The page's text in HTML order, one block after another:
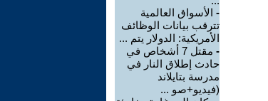
- الأسواق العالمية
تترقب بيانات الوظائف
الأمريكية: الدولار يتم ...
-
مقتل 7 أشخاص في
حادث إطلاق النار في
مدرسة بتايلاند
(فيديو+صو ...